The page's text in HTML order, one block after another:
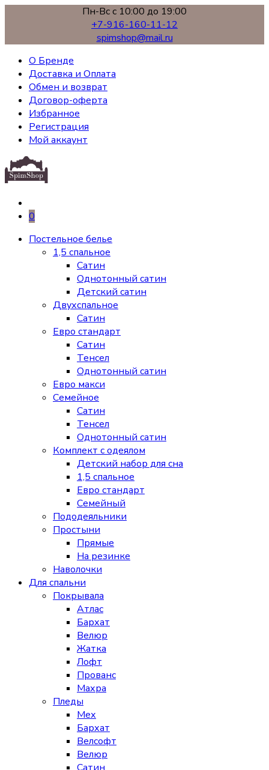
Пн-Вс с 10:00 до 19:00
+7-916-160-11-12
spimshop@mail.ru
О Бренде
Доставка и Оплата
Обмен и возврат
Договор-оферта
Избранное
Регистрация
Мой аккаунт
0
Постельное белье
1,5 спальное
Сатин
Однотонный сатин
Детский сатин
Двухспальное
Сатин
Евро стандарт
Сатин
Тенсел
Однотонный сатин
Евро макси
Семейное
Сатин
Тенсел
Однотонный сатин
Комплект с одеялом
Детский набор для сна
1,5 спальное
Евро стандарт
Семейный
Пододеяльники
Простыни
Прямые
На резинке
Наволочки
Для спальни
Покрывала
Атлас
Бархат
Велюр
Жатка
Лофт
Прованс
Махра
Пледы
Мех
Бархат
Велсофт
Велюр